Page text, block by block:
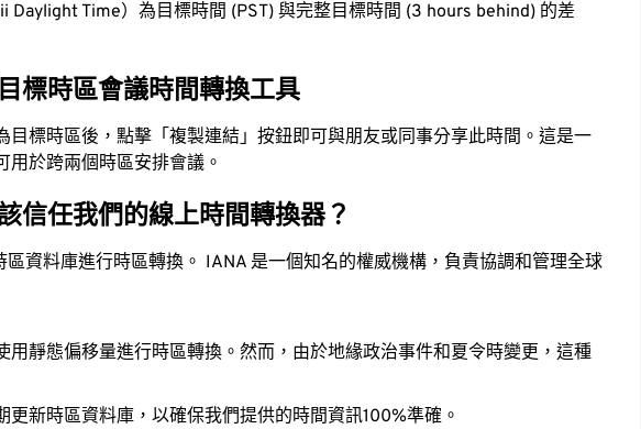
Daylight Time）為目標時間 (PST) 與完整目標時間 (3 hours behind) 的差
標時區會議時間轉換工具
目標時區後，點擊「複製連結」按鈕即可與朋友或同事分享此時間。這是一
用於跨兩個時區安排會議。
信任我們的線上時間轉換器？
區資料庫進行時區轉換。 IANA 是一個知名的權威機構，負責協調和管理全球
用靜態偏移量進行時區轉換。然而，由於地緣政治事件和夏令時變更，這種
更新時區資料庫，以確保我們提供的時間資訊100%準確。